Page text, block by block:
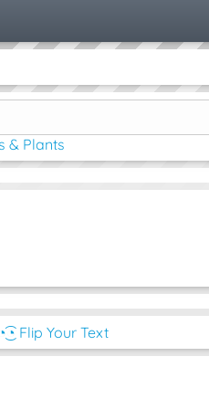
& Plants
Flip Your Text